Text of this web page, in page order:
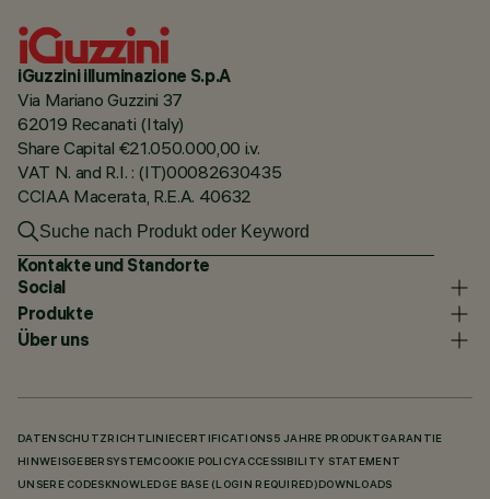
iGuzzini illuminazione S.p.A
Via Mariano Guzzini 37
62019 Recanati (Italy)
Share Capital €21.050.000,00 i.v.
VAT N. and R.I. : (IT)00082630435
CCIAA Macerata, R.E.A. 40632
Kontakte und Standorte
Social
Produkte
Über uns
DATENSCHUTZRICHTLINIECERTIFICATIONS 5 JAHRE PRODUKTGARANTIE
HINWEISGEBERSYSTEM COOKIE POLICYACCESSIBILITY STATEMENT
UNSERE CODES KNOWLEDGE BASE (LOGIN REQUIRED) DOWNLOADS